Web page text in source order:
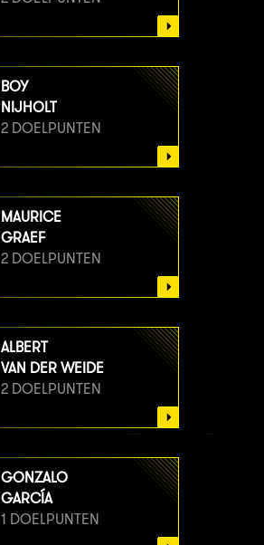
BOY
NIJHOLT
2 DOELPUNTEN
MAURICE
GRAEF
2 DOELPUNTEN
ALBERT
VAN DER WEIDE
2 DOELPUNTEN
GONZALO
GARCÍA
1 DOELPUNTEN